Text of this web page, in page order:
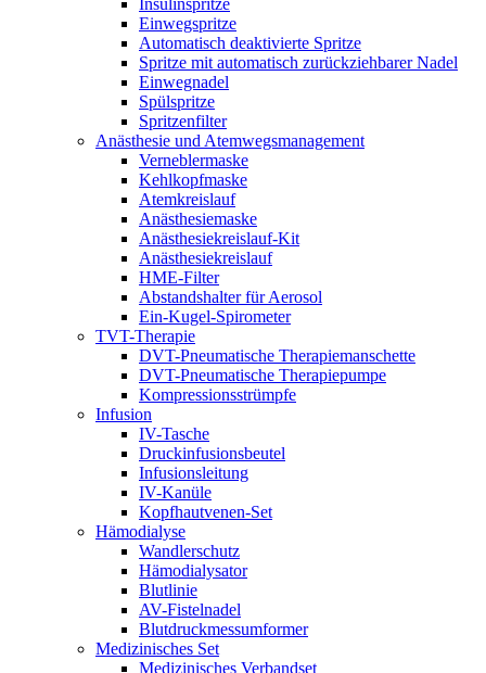
Insulinspritze
Einwegspritze
Automatisch deaktivierte Spritze
Spritze mit automatisch zurückziehbarer Nadel
Einwegnadel
Spülspritze
Spritzenfilter
Anästhesie und Atemwegsmanagement
Verneblermaske
Kehlkopfmaske
Atemkreislauf
Anästhesiemaske
Anästhesiekreislauf-Kit
Anästhesiekreislauf
HME-Filter
Abstandshalter für Aerosol
Ein-Kugel-Spirometer
TVT-Therapie
DVT-Pneumatische Therapiemanschette
DVT-Pneumatische Therapiepumpe
Kompressionsstrümpfe
Infusion
IV-Tasche
Druckinfusionsbeutel
Infusionsleitung
IV-Kanüle
Kopfhautvenen-Set
Hämodialyse
Wandlerschutz
Hämodialysator
Blutlinie
AV-Fistelnadel
Blutdruckmessumformer
Medizinisches Set
Medizinisches Verbandset